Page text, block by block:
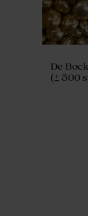
De
(± 500